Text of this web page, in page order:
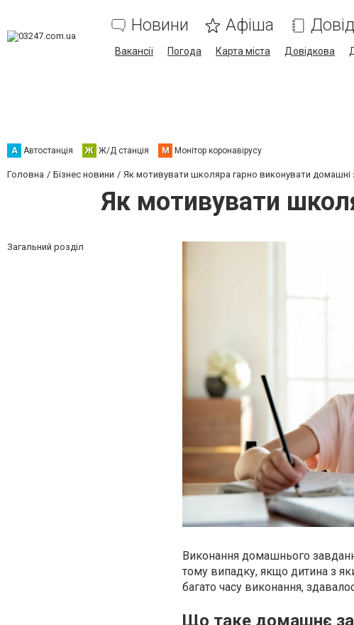
Новини Афіша
Вакансії Погода Карта міста Довідкова
А Автостанція Ж Ж/Д станція М Монітор коронавірусу
Головна Бізнес новини Як мотивувати школяра гарно виконувати домашні
Як мотивувати
Загальний розділ
Виконання домашнього
тому випадку, якщо дитина з
багато часу виконання,